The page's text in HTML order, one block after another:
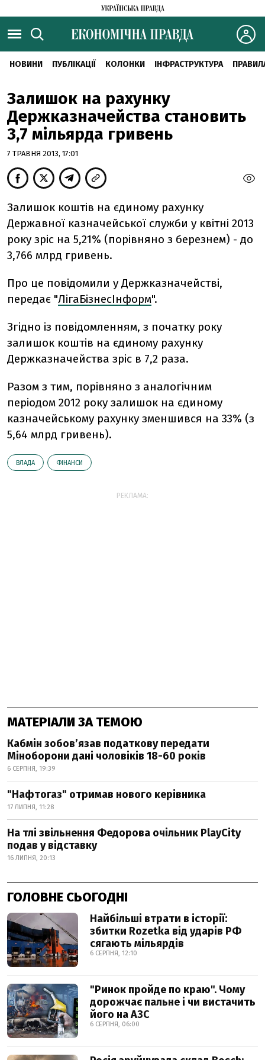
НОВИНИ ПУБЛІКАЦІЇ КОЛОНКИ ІНФРАСТРУКТУРА
Залишок на рахунку
Держказначейства становить
3,7 мільярда гривень
7 ТРАВНЯ 2013, 17:01
Залишок коштів на єдиному рахунку
Державної казначейської служби у квітні 2013
року зріс на 5,21% (порівняно з березнем) - до
3,766 млрд гривень.
Про це повідомили у Держказначействі,
передає "ЛігаБізнесІнформ".
Згідно із повідомленням, з початку року
залишок коштів на єдиному рахунку
Держказначейства зріс в 7,2 раза.
Разом з тим, порівняно з аналогічним
періодом 2012 року залишок на єдиному
казначейському рахунку зменшився на 33% (з
5,64 млрд гривень).
ВЛАДА ФІНАНСИ
РЕКЛАМА:
МАТЕРІАЛИ ЗА ТЕМОЮ
Кабмін зобовʼязав податкову передати
Міноборони дані чоловіків 18-60 років
6 СЕРПНЯ, 19:39
"Нафтогаз" отримав нового керівника
17 ЛИПНЯ, 11:28
На тлі звільнення Федорова очільник PlayCity
подав у відставку
16 ЛИПНЯ, 20:13
ГОЛОВНЕ СЬОГОДНІ
Найбільші втрати в історії:
збитки Rozetka від ударів РФ
сягають мільярдів
6 СЕРПНЯ, 12:10
"Ринок пройде по краю". Чому
дорожчає пальне і чи вистачить
його на АЗС
6 СЕРПНЯ, 06:00